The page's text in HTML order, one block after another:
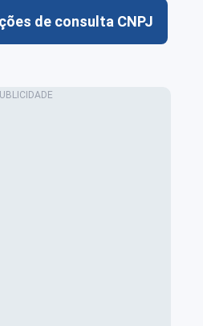
de consulta CNPJ